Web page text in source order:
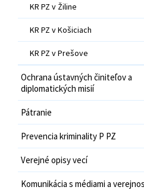
KR PZ v Žiline
KR PZ v Košiciach
KR PZ v Prešove
Ochrana ústavných činiteľov a
diplomatických misií
Pátranie
Prevencia kriminality P PZ
Verejné opisy vecí
Komunikácia s médiami a